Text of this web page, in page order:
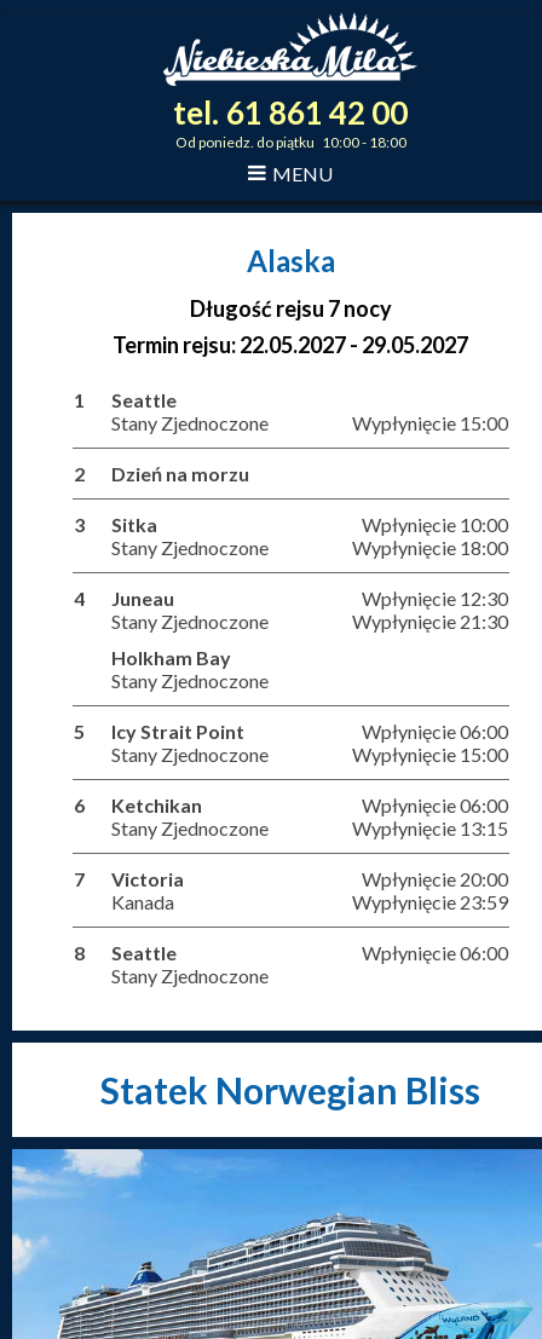
tel. 61 861 42 00
Od poniedz. do piątku 10:00 - 18:00
MENU
Alaska
Długość rejsu 7 nocy
Termin rejsu: 22.05.2027 - 29.05.2027
1
Seattle
Stany Zjednoczone
Wypłynięcie 15:00
2 Dzień na morzu
3
Sitka
Stany Zjednoczone
Wpłynięcie 10:00
Wypłynięcie 18:00
4
Juneau
Stany Zjednoczone
Wpłynięcie 12:30
Wypłynięcie 21:30
Holkham Bay
Stany Zjednoczone
5
Icy Strait Point
Stany Zjednoczone
Wpłynięcie 06:00
Wypłynięcie 15:00
6
Ketchikan
Stany Zjednoczone
Wpłynięcie 06:00
Wypłynięcie 13:15
7
Victoria
Kanada
Wpłynięcie 20:00
Wypłynięcie 23:59
8
Seattle
Stany Zjednoczone
Wpłynięcie 06:00
Statek Norwegian Bliss